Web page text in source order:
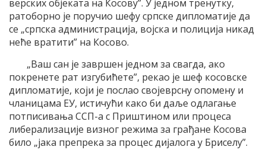
верских објеката на Косову”. У једном тренутку,
ратоборно је поручио шефу српске дипломатије да
се „српска администрација, војска и полиција никад
неће вратити” на Косово.
„Ваш сан је завршен једном за свагда, ако
покренете рат изгубићете”, рекао је шеф косовске
дипломатије, који је послао својеврсну опомену и
чланицама ЕУ, истичући како би даље одлагање
потписивања ССП-а с Приштином или процеса
либерализације визног режима за грађане Косова
било „јака препрека за процес дијалога у Бриселу”.